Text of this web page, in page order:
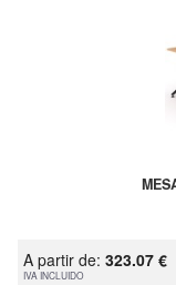
A partir de: 323.07 €
IVA INCLUIDO